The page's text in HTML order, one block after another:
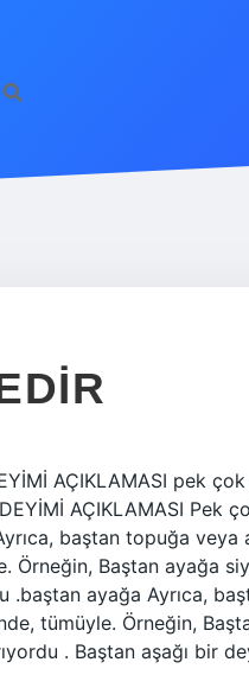
AÇIKLAMASI pek
AÇIKLAMASI Pek
baştan topuğa veya
Örneğin, Baştan ayağa
.baştan ayağa Ayrıca,
tümüyle. Örneğin,
. Baştan aşağı bir